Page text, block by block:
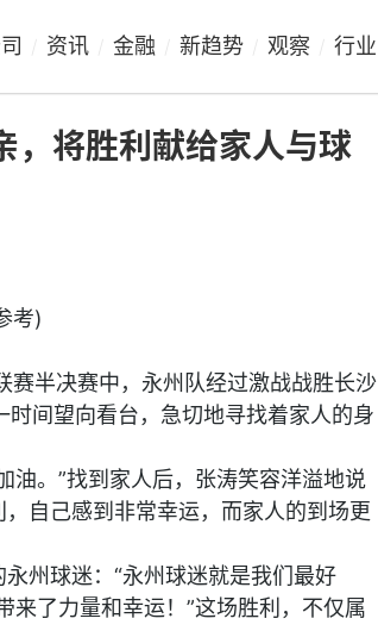
资讯 金融 新趋势 观察 行业
，将胜利献给家人与球
考)
半决赛中，永州队经过激战战胜长沙
间望向看台，急切地寻找着家人的身
油。”找到家人后，张涛笑容洋溢地说
自己感到非常幸运，而家人的到场更
州球迷：“永州球迷就是我们最好
来了力量和幸运！”这场胜利，不仅属